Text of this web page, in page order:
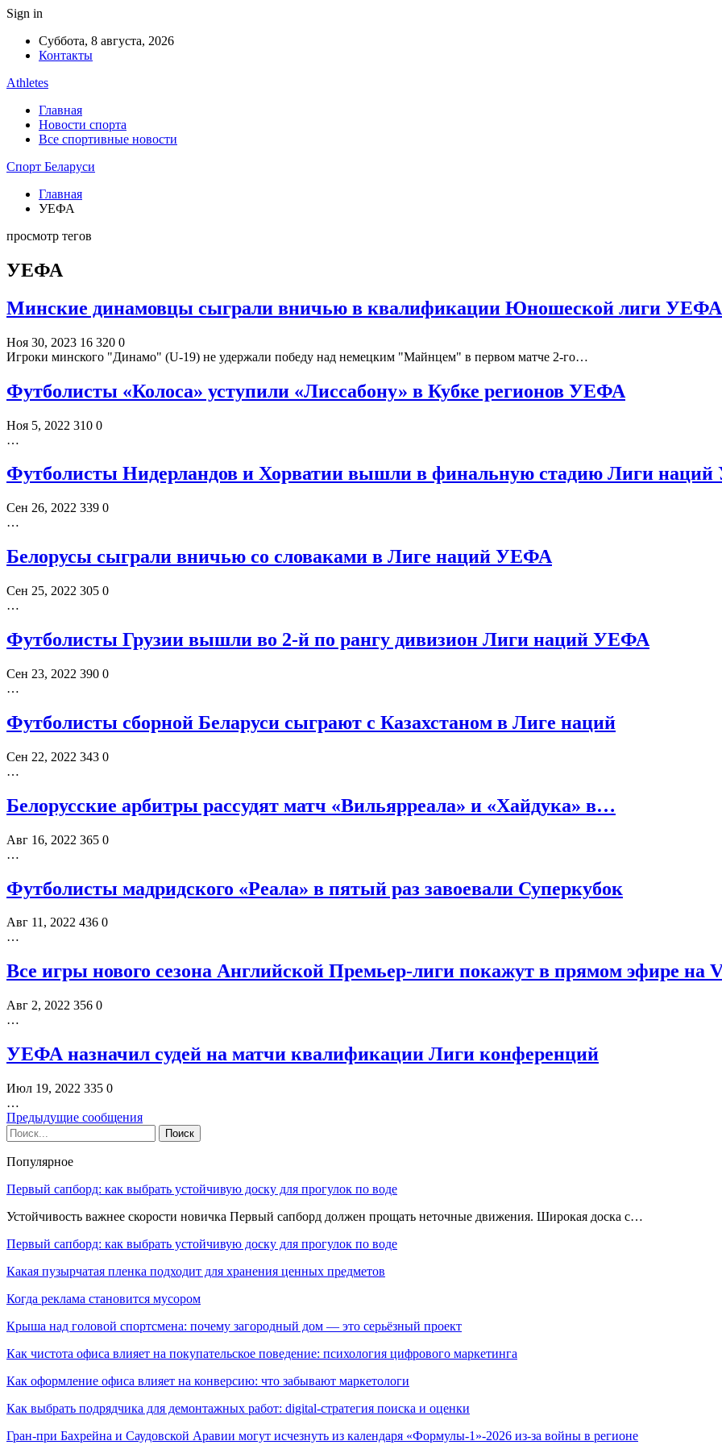
Sign in
Суббота, 8 августа, 2026
Контакты
Athletes
Главная
Новости спорта
Все спортивные новости
Спорт Беларуси
Главная
УЕФА
просмотр тегов
УЕФА
Минские динамовцы сыграли вничью в квалификации Юношеской лиги УЕФА
Ноя 30, 2023 16 320 0
Игроки минского "Динамо" (U-19) не удержали победу над немецким "Майнцем" в первом матче 2-го…
Футболисты «Колоса» уступили «Лиссабону» в Кубке регионов УЕФА
Ноя 5, 2022 310 0
…
Футболисты Нидерландов и Хорватии вышли в финальную стадию Лиги
Сен 26, 2022 339 0
…
Белорусы сыграли вничью со словаками в Лиге наций УЕФА
Сен 25, 2022 305 0
…
Футболисты Грузии вышли во 2-й по рангу дивизион Лиги наций УЕФА
Сен 23, 2022 390 0
…
Футболисты сборной Беларуси сыграют с Казахстаном в Лиге наций
Сен 22, 2022 343 0
…
Белорусские арбитры рассудят матч «Вильярреала» и «Хайдука» в…
Авг 16, 2022 365 0
…
Футболисты мадридского «Реала» в пятый раз завоевали Суперкубок
Авг 11, 2022 436 0
…
Все игры нового сезона Английской Премьер-лиги покажут в прямом эфире на
Авг 2, 2022 356 0
…
УЕФА назначил судей на матчи квалификации Лиги конференций
Июл 19, 2022 335 0
…
Предыдущие сообщения
Популярное
Первый сапборд: как выбрать устойчивую доску для прогулок по воде
Устойчивость важнее скорости новичка Первый сапборд должен прощать неточные движения. Широкая доска с…
Первый сапборд: как выбрать устойчивую доску для прогулок по воде
Какая пузырчатая пленка подходит для хранения ценных предметов
Когда реклама становится мусором
Крыша над головой спортсмена: почему загородный дом — это серьёзный проект
Как чистота офиса влияет на покупательское поведение: психология цифрового маркетинга
Как оформление офиса влияет на конверсию: что забывают маркетологи
Как выбрать подрядчика для демонтажных работ: digital-стратегия поиска и оценки
Гран-при Бахрейна и Саудовской Аравии могут исчезнуть из календаря «Формулы-1»-2026 из-за войны в регионе